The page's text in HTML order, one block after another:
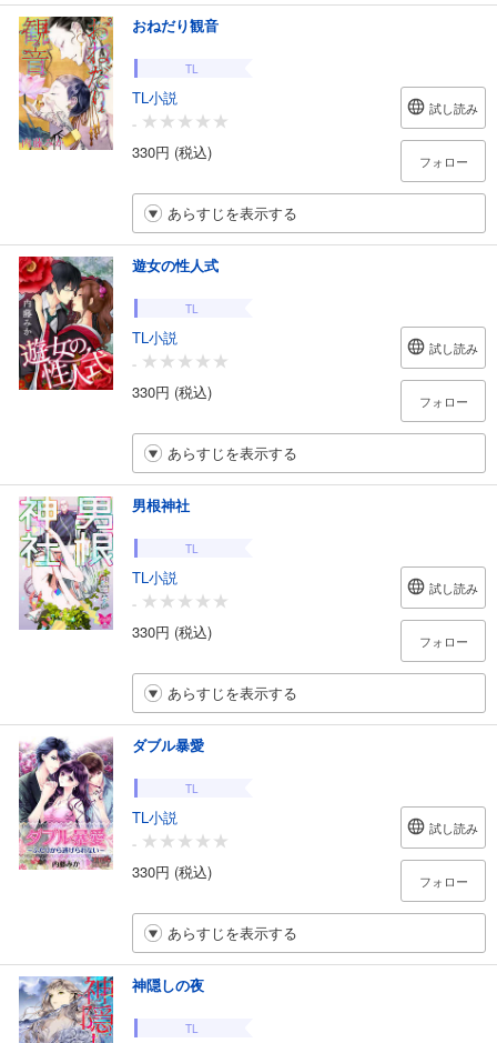
おねだり観音
TL
TL小説
-
330円 (税込)
試し読み
フォロー
あらすじを表示する
遊女の性人式
TL
TL小説
-
330円 (税込)
試し読み
フォロー
あらすじを表示する
男根神社
TL
TL小説
-
330円 (税込)
試し読み
フォロー
あらすじを表示する
ダブル暴愛
TL
TL小説
-
330円 (税込)
試し読み
フォロー
あらすじを表示する
神隠しの夜
TL